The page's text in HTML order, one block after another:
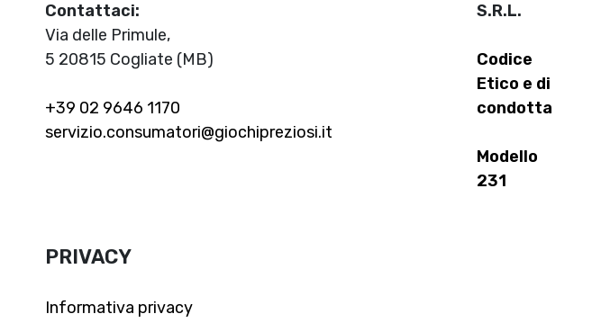
Contattaci:
Via delle Primule,
5 20815 Cogliate (MB)
+39 02 9646 1170
servizio.consumatori@giochipreziosi.it
S.R.L.
Codice
Etico e di
condotta
Modello
231
PRIVACY
Informativa privacy